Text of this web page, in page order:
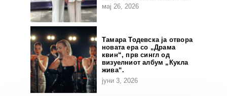
мај 26, 2026
Тамара Тодевска ја отвора
новата ера со „Драма
квин“, прв сингл од
визуелниот албум „Кукла
жива“.
јуни 3, 2026